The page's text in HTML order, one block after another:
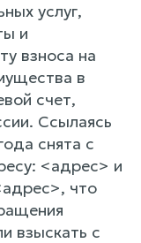
услуг,
и
взноса на
в
счет,
Ссылаясь
снята с
<адрес> и
что
взыскать с